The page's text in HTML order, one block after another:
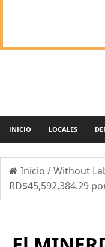
INICIO LOCALES
Inicio /Without
RD$45,592,384.29